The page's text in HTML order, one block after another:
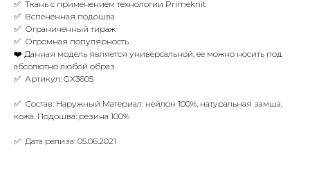
✅ Ткань с применением технологии Primeknit
✅ Вспененная подошва
✅ Ограниченный тираж
✅ Огромная популярность
❤️ Данная модель является универсальной, ее можно носить под
абсолютно любой образ
✅ Артикул: GX3605
✅ Состав: Наружный Материал: нейлон 100%, натуральная замша,
кожа. Подошва: резина 100%
✅ Дата релиза: 05.06.2021